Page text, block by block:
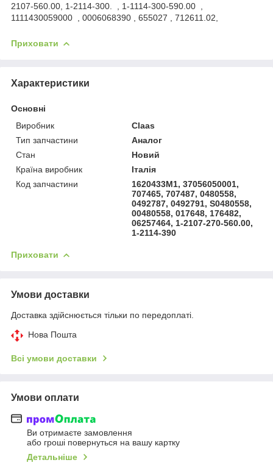
2107-560.00, 1-2114-300. , 1-1114-300-590.00 ,
1111430059000 , 0006068390 , 655027 , 712611.02,
Приховати
Характеристики
Основні
Виробник
Claas
Тип запчастини
Аналог
Стан
Новий
Країна виробник
Італія
Код запчастини
1620433M1, 37056050001,
707465, 707487, 0480558,
0492787, 0492791, S0480558,
00480558, 017648, 176482,
06257464, 1-2107-270-560.00,
1-2114-390
Приховати
Умови доставки
Доставка здійснюється тільки по передоплаті.
Нова Пошта
Всі умови доставки
Умови оплати
Ви отримаєте замовлення
або гроші повернуться на вашу картку
Детальніше